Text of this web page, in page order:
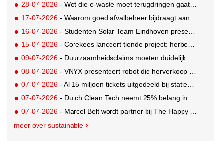
28-07-2026 - Wet die e-waste moet terugdringen gaat in, maar veel Nederlanders hebben er nog nooit van gehoord
17-07-2026 - Waarom goed afvalbeheer bijdraagt aan een professionelere bedrijfsvoering
16-07-2026 - Studenten Solar Team Eindhoven presenteren 's werelds eerste zonne-ambulance
15-07-2026 - Corekees lanceert tiende project: herbebossing met koffie
09-07-2026 - Duurzaamheidsclaims moeten duidelijk en controleerbaar zijn vanaf 27 september
08-07-2026 - VNYX presenteert robot die herverkoop van kleding vergemakkelijkt
07-07-2026 - Al 15 miljoen tickets uitgedeeld bij statiegeldwinactie met Tikkie
07-07-2026 - Dutch Clean Tech neemt 25% belang in bijna honderd jaar oud drinkwaterbedrijf in Guatemala
07-07-2026 - Marcel Belt wordt partner bij The Happy Activist
meer over sustainable